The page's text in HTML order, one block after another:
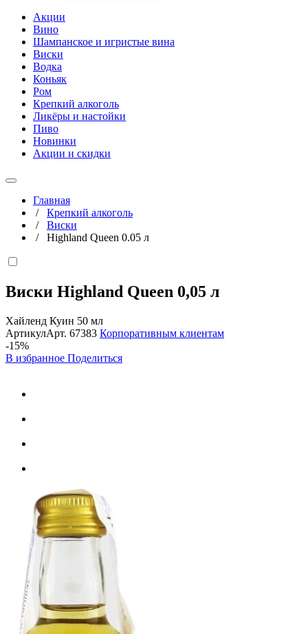
Акции
Вино
Шампанское и игристые вина
Виски
Водка
Коньяк
Ром
Крепкий алкоголь
Ликёры и настойки
Пиво
Новинки
Акции и скидки
Главная
/ Крепкий алкоголь
/ Виски
/ Highland Queen 0.05 л
Виски Highland Queen 0,05 л
Хайленд Куин 50 мл
АртикулАрт. 67383 Корпоративным клиентам
-15%
В избранное Поделиться